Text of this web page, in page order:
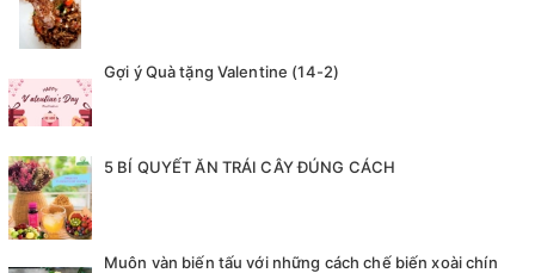
Gợi ý Quà tặng Valentine (14-2)
5 BÍ QUYẾT ĂN TRÁI CÂY ĐÚNG CÁCH
Muôn vàn biến tấu với những cách chế biến xoài chín